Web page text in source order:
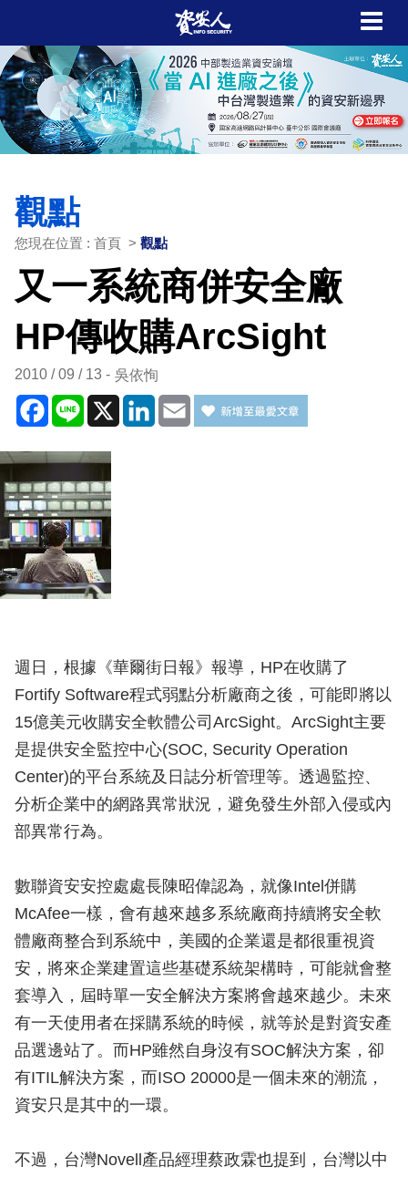
觀點
您現在位置 : 首頁 > 觀點
又一系統商併安全廠
HP傳收購ArcSight
2010 / 09 / 13 吳依恂
Facebook
Line X LinkedIn
Email
週日，根據《華爾街日報》報導，HP在收購了
Fortify Software程式弱點分析廠商之後，可能即將以
15億美元收購安全軟體公司ArcSight。ArcSight主要
是提供安全監控中心(SOC, Security Operation
Center)的平台系統及日誌分析管理等。透過監控、
分析企業中的網路異常狀況，避免發生外部入侵或內
部異常行為。
數聯資安安控處處長陳昭偉認為，就像Intel併購
McAfee一樣，會有越來越多系統廠商持續將安全軟
體廠商整合到系統中，美國的企業還是都很重視資
安，將來企業建置這些基礎系統架構時，可能就會整
套導入，屆時單一安全解決方案將會越來越少。未來
有一天使用者在採購系統的時候，就等於是對資安產
品選邊站了。而HP雖然自身沒有SOC解決方案，卻
有ITIL解決方案，而ISO 20000是一個未來的潮流，
資安只是其中的一環。
不過，台灣Novell產品經理蔡政霖也提到，台灣以中